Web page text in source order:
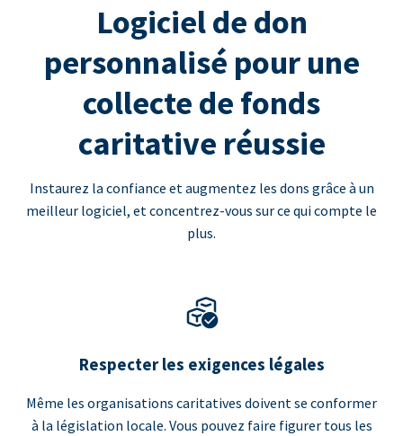
Logiciel de don
personnalisé pour une
collecte de fonds
caritative réussie
Instaurez la confiance et augmentez les dons grâce à un
meilleur logiciel, et concentrez-vous sur ce qui compte le
plus.
Respecter les exigences légales
Même les organisations caritatives doivent se conformer
à la législation locale. Vous pouvez faire figurer tous les